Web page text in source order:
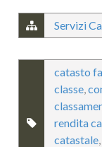
Servizi
catasto
classe,
rendita
catastale